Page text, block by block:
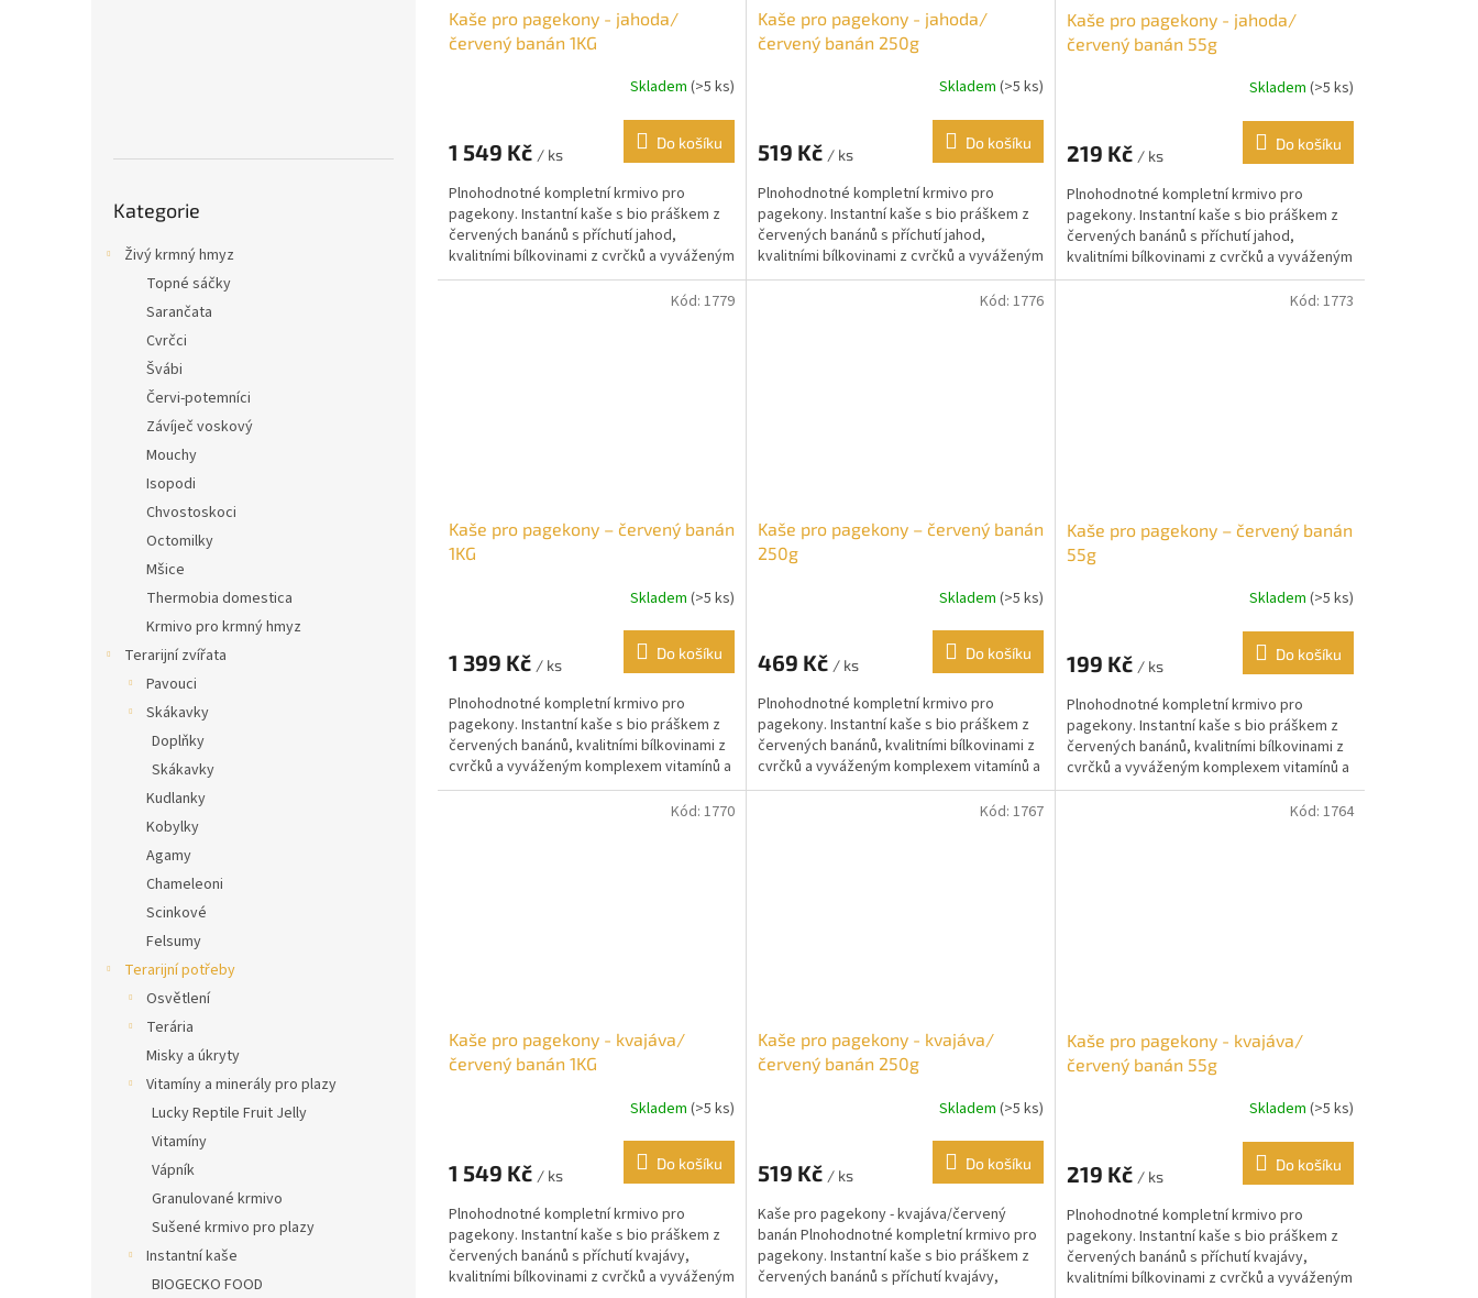
kategorie
Kategorie
Živý krmný hmyz
Topné sáčky
Sarančata
Cvrčci
Švábi
Červi-potemníci
Závíječ voskový
Mouchy
Isopodi
Chvostoskoci
Octomilky
Mšice
Thermobia domestica
Krmivo pro krmný hmyz
Terarijní zvířata
Pavouci
Skákavky
Doplňky
Skákavky
Kudlanky
Kobylky
Agamy
Chameleoni
Scinkové
Felsumy
Terarijní potřeby
Osvětlení
Terária
Misky a úkryty
Vitamíny a minerály pro plazy
Lucky Reptile Fruit Jelly
Vitamíny
Vápník
Granulované krmivo
Sušené krmivo pro plazy
Instantní kaše
BIOGECKO FOOD
Kaše pro pagekony - jahoda/
červený banán 1KG
Skladem (>5 ks)
1 549 Kč / ks
Do košíku
Plnohodnotné kompletní krmivo pro
pagekony. Instantní kaše s bio práškem z
červených banánů s příchutí jahod,
kvalitními bílkovinami z cvrčků a vyváženým
komplexem vitamínů...
Kaše pro pagekony - jahoda/
červený banán 250g
Skladem (>5 ks)
519 Kč / ks
Do košíku
Plnohodnotné kompletní krmivo pro
pagekony. Instantní kaše s bio práškem z
červených banánů s příchutí jahod,
kvalitními bílkovinami z cvrčků a vyváženým
komplexem vitamínů...
Kaše pro pagekony - jahoda/
červený banán 55g
Skladem (>5 ks)
219 Kč / ks
Do košíku
Plnohodnotné kompletní krmivo pro
pagekony. Instantní kaše s bio práškem z
červených banánů s příchutí jahod,
kvalitními bílkovinami z cvrčků a vyváženým
komplexem vitamínů...
Kaše pro pagekony – červený banán
1KG
Skladem (>5 ks)
1 399 Kč / ks
Do košíku
Plnohodnotné kompletní krmivo pro
pagekony. Instantní kaše s bio práškem z
červených banánů, kvalitními bílkovinami z
cvrčků a vyváženým komplexem vitamínů a
minerálů. Bez...
Kód: 1779
Kaše pro pagekony – červený banán
250g
Skladem (>5 ks)
469 Kč / ks
Do košíku
Plnohodnotné kompletní krmivo pro
pagekony. Instantní kaše s bio práškem z
červených banánů, kvalitními bílkovinami z
cvrčků a vyváženým komplexem vitamínů a
minerálů. Bez...
Kód: 1776
Kaše pro pagekony – červený banán
55g
Skladem (>5 ks)
199 Kč / ks
Do košíku
Plnohodnotné kompletní krmivo pro
pagekony. Instantní kaše s bio práškem z
červených banánů, kvalitními bílkovinami z
cvrčků a vyváženým komplexem vitamínů a
minerálů. Bez...
Kód: 1773
Kaše pro pagekony - kvajáva/
červený banán 1KG
Skladem (>5 ks)
1 549 Kč / ks
Do košíku
Plnohodnotné kompletní krmivo pro
pagekony. Instantní kaše s bio práškem z
červených banánů s příchutí kvajávy,
kvalitními bílkovinami z cvrčků a vyváženým
Kód: 1770
Kaše pro pagekony - kvajáva/
červený banán 250g
Skladem (>5 ks)
519 Kč / ks
Do košíku
Kaše pro pagekony - kvajáva/červený
banán Plnohodnotné kompletní krmivo pro
pagekony. Instantní kaše s bio práškem z
červených banánů s příchutí kvajávy,
Kód: 1767
Kaše pro pagekony - kvajáva/
červený banán 55g
Skladem (>5 ks)
219 Kč / ks
Do košíku
Plnohodnotné kompletní krmivo pro
pagekony. Instantní kaše s bio práškem z
červených banánů s příchutí kvajávy,
kvalitními bílkovinami z cvrčků a vyváženým
Kód: 1764